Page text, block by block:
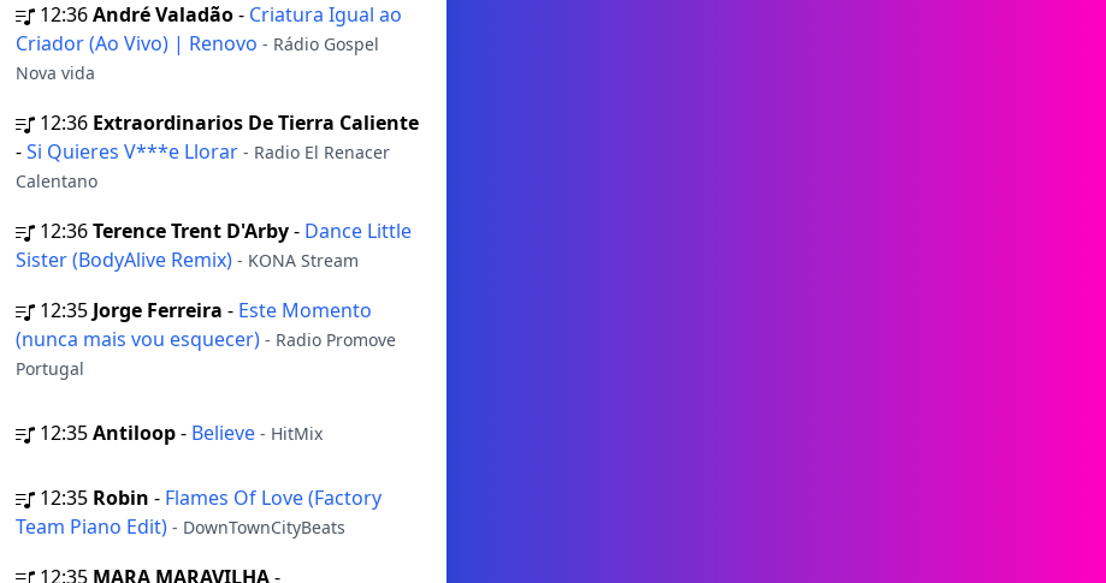
12:36André Valadão- Criatura Igual ao
Criador (Ao Vivo) | Renovo - Rádio Gospel
Nova vida
12:36 Extraordinarios De Tierra Caliente
-Si Quieres V***e Llorar - Radio El Renacer
Calentano
12:36Terence Trent D'Arby- Dance Little
Sister (BodyAlive Remix) - KONA Stream
12:35 Jorge Ferreira - Este Momento
(nunca mais vou esquecer) - Radio Promove
Portugal
12:35Antiloop- Believe - HitMix
12:35 Robin - Flames Of Love (Factory
Team Piano Edit) - DownTownCityBeats
12:35 MARA MARAVILHA-